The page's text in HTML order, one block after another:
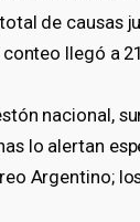
de causas
llegó a
nacional,
lo alertan
Argentino;